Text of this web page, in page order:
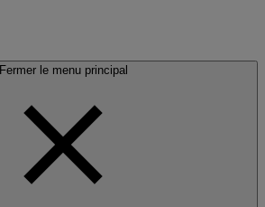
Fermer le menu principal